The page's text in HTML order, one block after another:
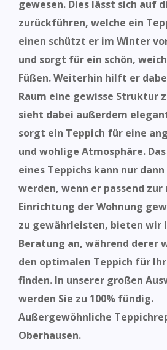
gewesen. Dies lässt sich auf
zurückführen, welche ein
einen schützt er im Winter
und sorgt für ein schön,
Füßen. Weiterhin hilft er
Raum eine gewisse Struktur
sieht dabei außerdem
sorgt ein Teppich für eine
und wohlige Atmosphäre.
eines Teppichs kann nur
werden, wenn er passend
Einrichtung der Wohnung
zu gewährleisten, bieten wir
Beratung an, während derer
den optimalen Teppich für
finden. In unserer großen
werden Sie zu 100% fündig.
Außergewöhnliche
Oberhausen.